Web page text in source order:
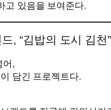
고 있음을 보여준다.
, “김밥의 도시 김천”
어,
담긴 프로젝트다.